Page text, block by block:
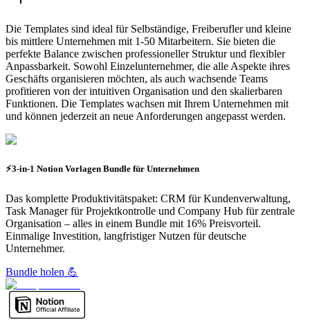
Die Templates sind ideal für Selbständige, Freiberufler und kleine
bis mittlere Unternehmen mit 1-50 Mitarbeitern. Sie bieten die
perfekte Balance zwischen professioneller Struktur und flexibler
Anpassbarkeit. Sowohl Einzelunternehmer, die alle Aspekte ihres
Geschäfts organisieren möchten, als auch wachsende Teams
profitieren von der intuitiven Organisation und den skalierbaren
Funktionen. Die Templates wachsen mit Ihrem Unternehmen mit
und können jederzeit an neue Anforderungen angepasst werden.
⚡3-in-1 Notion Vorlagen Bundle für Unternehmen
Das komplette Produktivitätspaket: CRM für Kundenverwaltung,
Task Manager für Projektkontrolle und Company Hub für zentrale
Organisation – alles in einem Bundle mit 16% Preisvorteil.
Einmalige Investition, langfristiger Nutzen für deutsche
Unternehmer.
Bundle holen 💪